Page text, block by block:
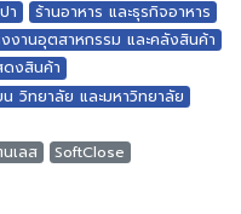
า
ร้านอาหาร และธุรกิจอาหาร
งงานอุตสาหกรรม และคลังสินค้า
ดงสินค้า
น วิทยาลัย และมหาวิทยาลัย
เลส
SoftClose